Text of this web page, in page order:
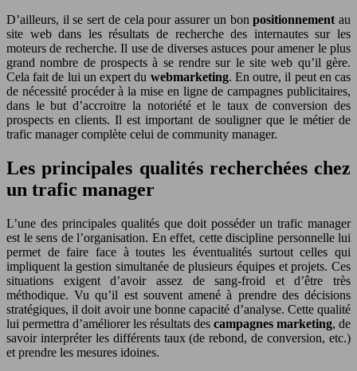
D’ailleurs, il se sert de cela pour assurer un bonpositionnement au
site web dans les résultats de recherche des internautes sur les
moteurs de recherche. Il use de diverses astuces pour amener le plus
grand nombre de prospects à se rendre sur le site web qu’il gère.
Cela fait de lui un expert du webmarketing. En outre, il peut en cas
de nécessité procéder à la mise en ligne de campagnes publicitaires,
dans le but d’accroitre la notoriété et le taux de conversion des
prospects en clients. Il est important de souligner que le métier de
trafic manager complète celui de community manager.
Les principales qualités recherchées chez
un trafic manager
L’une des principales qualités que doit posséder un trafic manager
est le sens de l’organisation. En effet, cette discipline personnelle lui
permet de faire face à toutes les éventualités surtout celles qui
impliquent la gestion simultanée de plusieurs équipes et projets. Ces
situations exigent d’avoir assez de sang-froid et d’être très
méthodique. Vu qu’il est souvent amené à prendre des décisions
stratégiques, il doit avoir une bonne capacité d’analyse. Cette qualité
lui permettra d’améliorer les résultats des campagnes marketing, de
savoir interpréter les différents taux (de rebond, de conversion, etc.)
et prendre les mesures idoines.